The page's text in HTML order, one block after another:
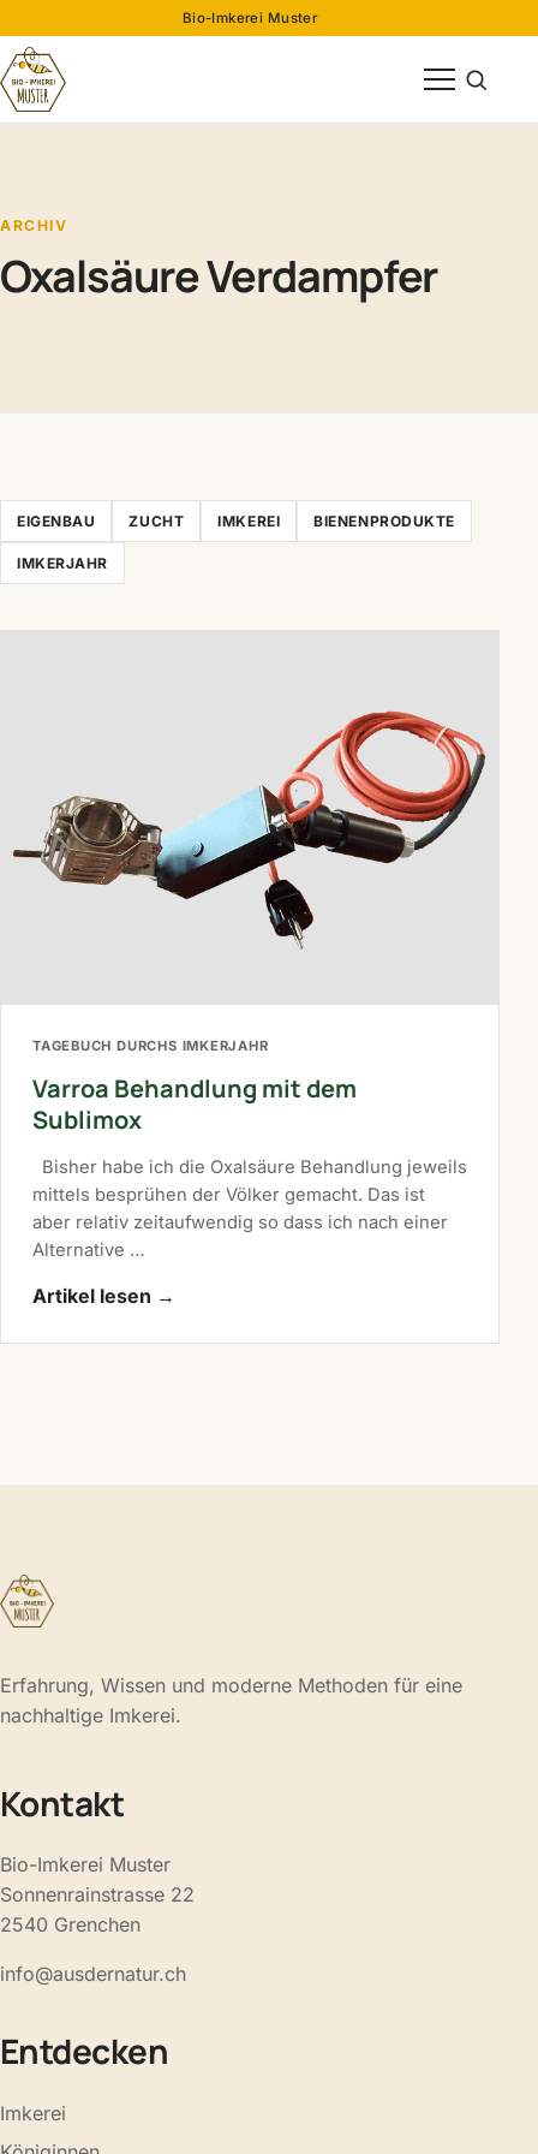
Bio-Imkerei Muster
Menü öffnen
Suche
ARCHIV
Oxalsäure Verdampfer
EIGENBAU ZUCHT IMKEREI BIENENPRODUKTE
IMKERJAHR
TAGEBUCH DURCHS IMKERJAHR
Varroa Behandlung mit dem
Sublimox
Bisher habe ich die Oxalsäure Behandlung jeweils
mittels besprühen der Völker gemacht. Das ist
aber relativ zeitaufwendig so dass ich nach einer
Alternative …
Artikel lesen →
Erfahrung, Wissen und moderne Methoden für eine
nachhaltige Imkerei.
Kontakt
Bio-Imkerei Muster
Sonnenrainstrasse 22
2540 Grenchen
info@ausdernatur.ch
Entdecken
Imkerei